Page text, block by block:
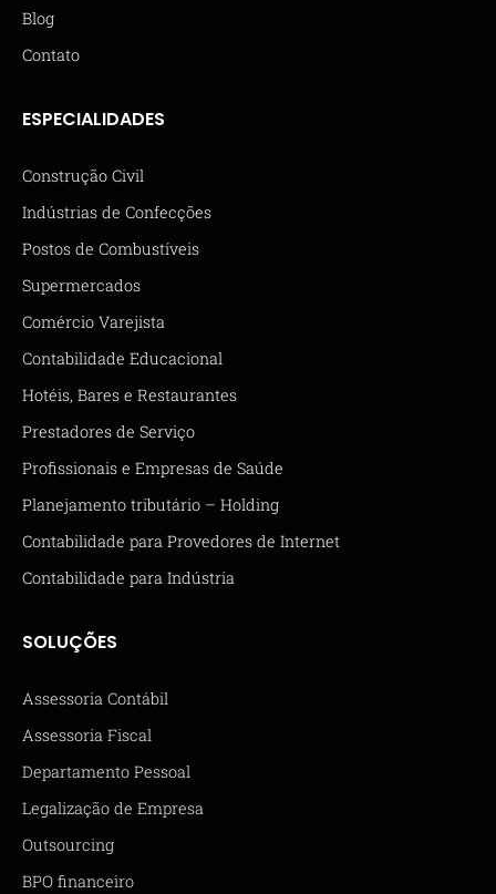
Blog
Contato
ESPECIALIDADES
Construção Civil
Indústrias de Confecções
Postos de Combustíveis
Supermercados
Comércio Varejista
Contabilidade Educacional
Hotéis, Bares e Restaurantes
Prestadores de Serviço
Profissionais e Empresas de Saúde
Planejamento tributário – Holding
Contabilidade para Provedores de Internet
Contabilidade para Indústria
SOLUÇÕES
Assessoria Contábil
Assessoria Fiscal
Departamento Pessoal
Legalização de Empresa
Outsourcing
BPO financeiro